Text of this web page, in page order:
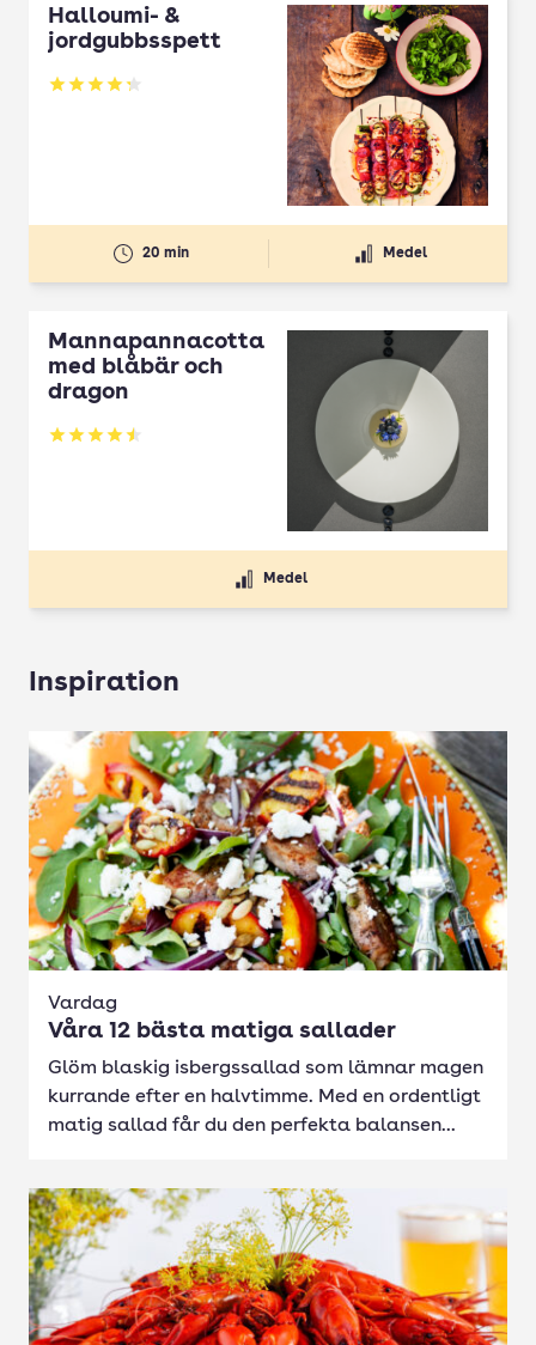
Halloumi- &
jordgubbsspett
Betyg: 4.3 av 5
20 min Medel
Mannapannacotta
med blåbär och
dragon
Betyg: 4.5 av 5
Medel
Inspiration
Vardag
Våra 12 bästa matiga sallader
Glöm blaskig isbergssallad som lämnar magen
kurrande efter en halvtimme. Med en ordentligt
matig sallad får du den perfekta balansen...